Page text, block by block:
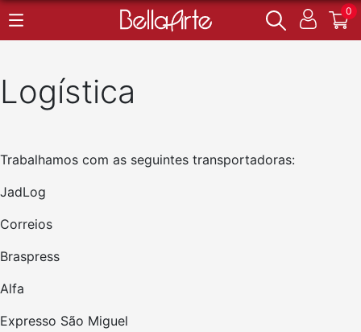
0
Logística
Trabalhamos com as seguintes transportadoras:
JadLog
Correios
Braspress
Alfa
Expresso São Miguel